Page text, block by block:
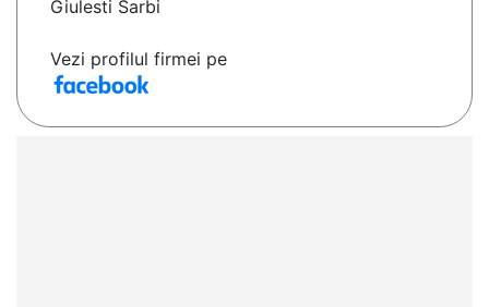
Giulesti Sarbi
Vezi profilul firmei pe